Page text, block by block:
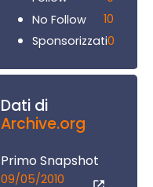
No Follow
10
Sponsorizzati0
Dati di
Archive.org
Primo Snapshot
09/05/2010